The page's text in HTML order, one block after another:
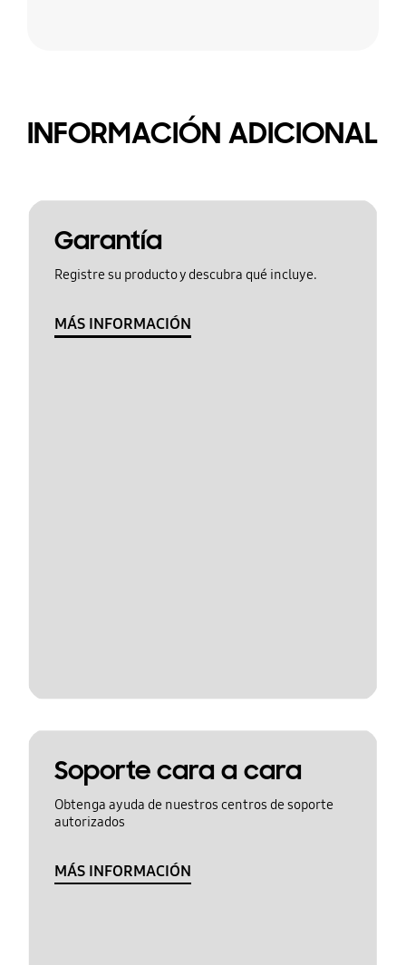
INFORMACIÓN ADICIONAL
Garantía
Registre su producto y descubra qué incluye.
MÁS INFORMACIÓN
Soporte cara a cara
Obtenga ayuda de nuestros centros de soporte
autorizados
MÁS INFORMACIÓN